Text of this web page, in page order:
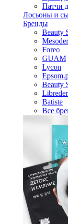
Патчи
Лосьоны и
Бренды
Beauty
Foreo
GUAM
Lycon
Beauty
Batiste
Все